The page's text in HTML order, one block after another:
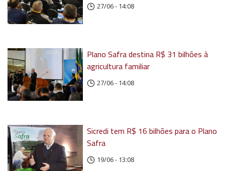
27/06 - 14:08
Plano Safra destina R$ 31 bilhões à
agricultura familiar
27/06 - 14:08
Sicredi tem R$ 16 bilhões para o Plano
Safra
19/06 - 13:08